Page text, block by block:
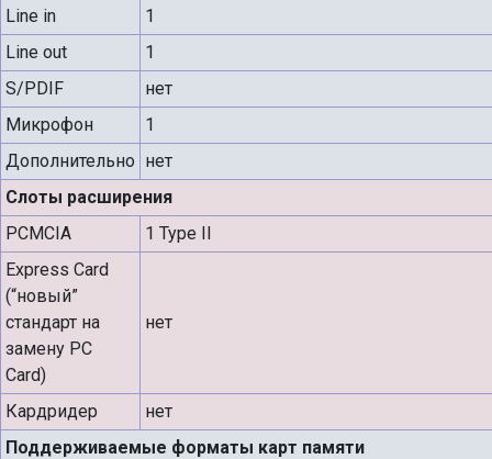
Line in
1
Line out
1
S/PDIF
нет
Микрофон
1
Дополнительно нет
Слоты расширения
PCMCIA
1 Type II
Express Card
(“новый”
стандарт на
замену PC
Card)
нет
Кардридер
нет
Поддерживаемые форматы карт памяти